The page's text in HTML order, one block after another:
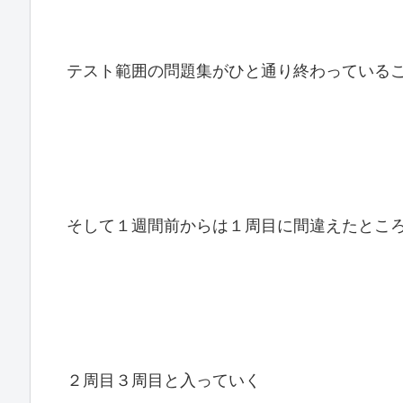
テスト範囲の問題集がひと通り終わっている
そして１週間前からは１周目に間違えたとこ
２周目３周目と入っていく